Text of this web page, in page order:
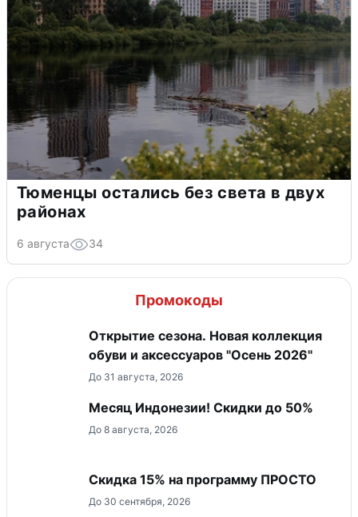
Тюменцы остались без света в двух
районах
6 августа 34
Промокоды
Открытие сезона. Новая коллекция
обуви и аксессуаров "Осень 2026"
До 31 августа, 2026
Месяц Индонезии! Скидки до 50%
До 8 августа, 2026
Скидка 15% на программу ПРОСТО
До 30 сентября, 2026